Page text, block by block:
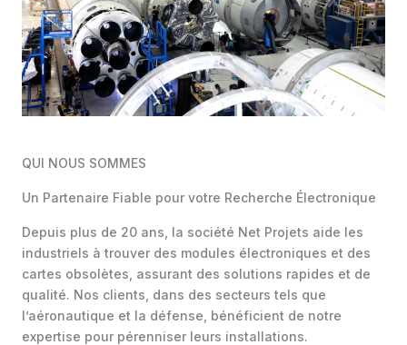
QUI NOUS SOMMES
Un Partenaire Fiable pour votre Recherche Électronique
Depuis plus de 20 ans, la société Net Projets aide les
industriels à trouver des modules électroniques et des
cartes obsolètes, assurant des solutions rapides et de
qualité. Nos clients, dans des secteurs tels que
l’aéronautique et la défense, bénéficient de notre
expertise pour pérenniser leurs installations.